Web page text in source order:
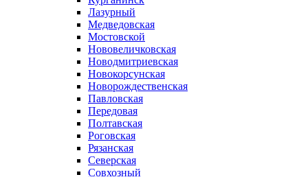
Лазурный
Медведовская
Мостовской
Нововеличковская
Новодмитриевская
Новокорсунская
Новорождественская
Павловская
Передовая
Полтавская
Роговская
Рязанская
Северская
Совхозный